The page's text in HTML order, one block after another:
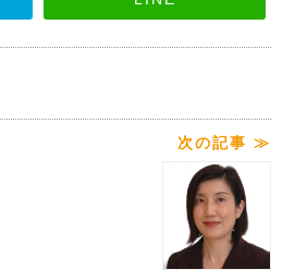
次の記事 ≫